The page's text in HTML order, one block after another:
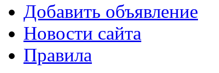
Добавить объявление
Новости сайта
Правила